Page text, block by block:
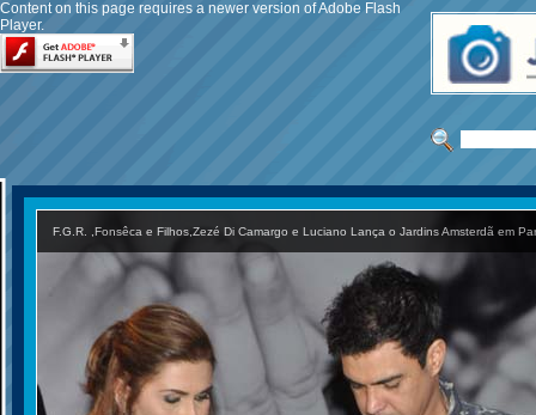
Content on this page requires a newer version of Adobe Flash
Player.
F.G.R. ,Fonsêca e Filhos,Zezé Di Camargo e Luciano Lança o Jardins Amsterdã em